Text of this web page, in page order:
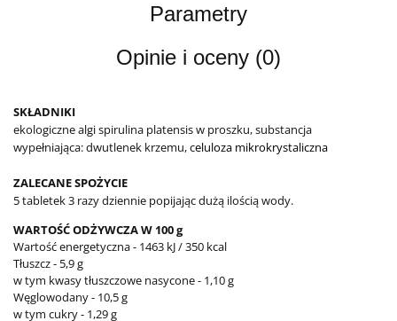
Parametry
Opinie i oceny (0)
SKŁADNIKI
ekologiczne algi spirulina platensis w proszku, substancja
wypełniająca: dwutlenek krzemu, celuloza mikrokrystaliczna
ZALECANE SPOŻYCIE
5 tabletek 3 razy dziennie popijając dużą ilością wody.
WARTOŚĆ ODŻYWCZA W 100 g
Wartość energetyczna - 1463 kJ / 350 kcal
Tłuszcz - 5,9 g
w tym kwasy tłuszczowe nasycone - 1,10 g
Węglowodany - 10,5 g
w tym cukry - 1,29 g